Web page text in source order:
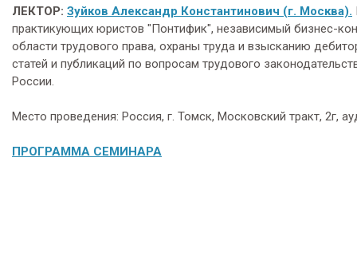
ЛЕКТОР: Зуйков Александр Константинович (г. Москва).
практикующих юристов "Понтифик", независимый бизнес-
области трудового права, охраны труда и взысканию
статей и публикаций по вопросам трудового
России.
Место проведения: Россия, г. Томск, Московский тракт, 2г,
ПРОГРАММА СЕМИНАРА